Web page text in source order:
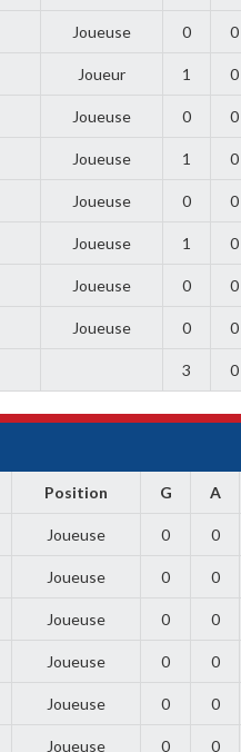
Joueuse 0 0
Joueur 1 0
Joueuse 0 0
Joueuse 1 0
Joueuse 0 0
Joueuse 1 0
Joueuse 0 0
Joueuse 0 0
3 0
Position G A
Joueuse 0 0
Joueuse 0 0
Joueuse 0 0
Joueuse 0 0
Joueuse 0 0
Joueuse 0 0